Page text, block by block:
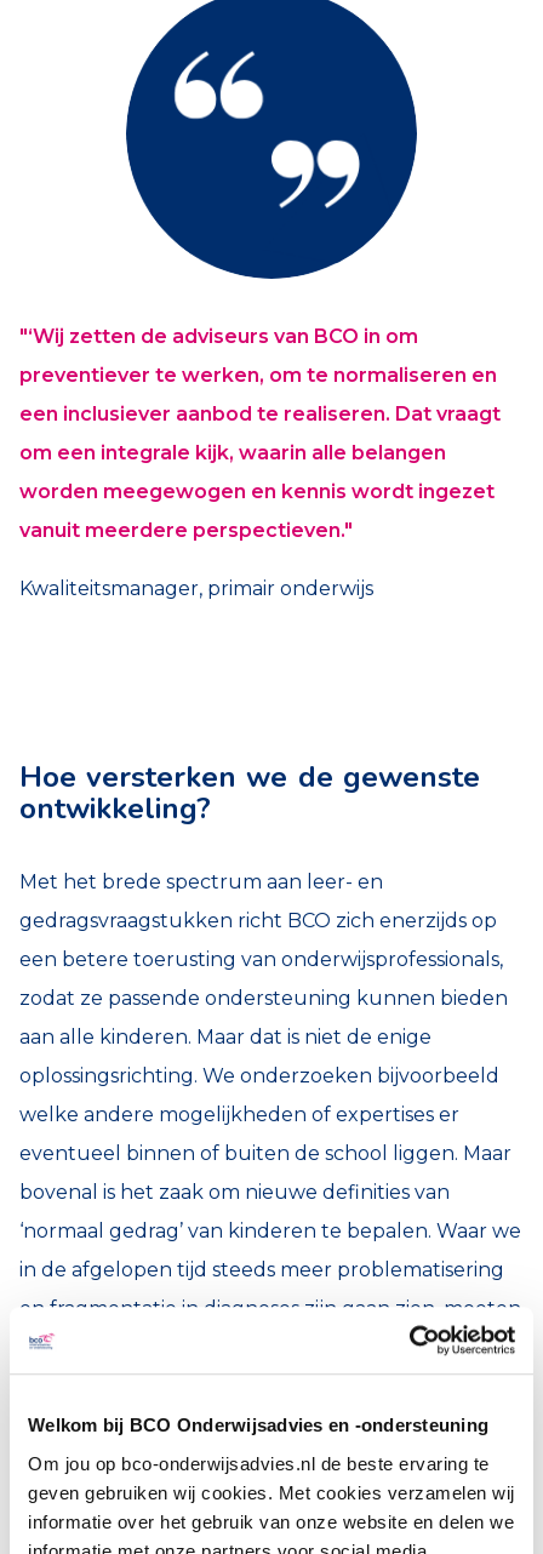
Welkom bij BCO Onderwijsadvies en -ondersteuning
Om jou op bco-onderwijsadvies.nl de beste ervaring te
geven gebruiken wij cookies. Met cookies verzamelen wij
informatie over het gebruik van onze website en delen we
"‘Wij zetten de adviseurs van BCO in om
preventiever te werken, om te normaliseren en
een inclusiever aanbod te realiseren. Dat vraagt
om een integrale kijk, waarin alle belangen
worden meegewogen en kennis wordt ingezet
vanuit meerdere perspectieven."
Kwaliteitsmanager, primair onderwijs
Hoe versterken we de gewenste
ontwikkeling?
Met het brede spectrum aan leer- en
gedragsvraagstukken richt BCO zich enerzijds op
een betere toerusting van onderwijsprofessionals,
zodat ze passende ondersteuning kunnen bieden
aan alle kinderen. Maar dat is niet de enige
oplossingsrichting. We onderzoeken bijvoorbeeld
welke andere mogelijkheden of expertises er
eventueel binnen of buiten de school liggen. Maar
bovenal is het zaak om nieuwe definities van
‘normaal gedrag’ van kinderen te bepalen. Waar we
in de afgelopen tijd steeds meer problematisering
en fragmentatie in diagnoses zijn gaan zien, moeten
we het gedrag van kinderen in de juiste proporties
etiketten helpt noch de professional, noch het kind.
Integendeel, het leidt vaak tot onnodige
demotivatie en faalangst. BCO-adviseurs kijken naar
het concreet waarneembare gedrag en mogelijk